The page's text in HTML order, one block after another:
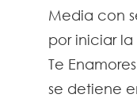
Media con
por iniciar
Te
se detiene